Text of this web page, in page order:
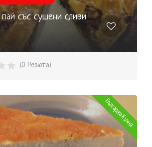
със сушени сливи
(0 Ревюта)
Българска Кухня